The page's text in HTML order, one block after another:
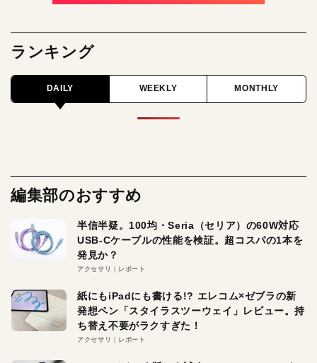
ランキング
DAILY WEEKLY MONTHLY
編集部のおすすめ
半信半疑。100均・Seria（セリア）の60W対応
USB-Cケーブルの性能を検証。超コスパの1本を
発見か？
アクセサリ レポート
紙にもiPadにも書ける!? エレコム×ゼブラの新
発想ペン「スタイラスツーウェイ」レビュー。持
ち替え不要がラクすぎた！
アクセサリ レポート